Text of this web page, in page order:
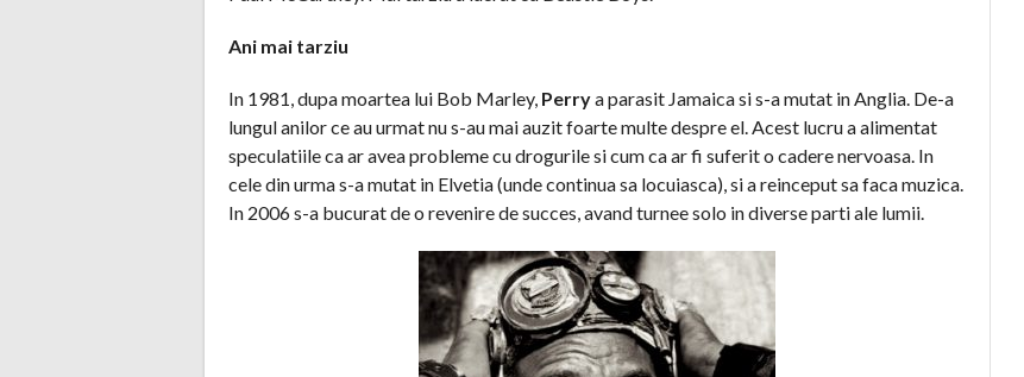
Ani mai tarziu
In 1981, dupa moartea lui Bob Marley, Perrya parasit Jamaica si s-a mutat in Anglia. De-a
lungul anilor ce au urmat nu s-au mai auzit foarte multe despre el. Acest lucru a alimentat
speculatiile ca ar avea probleme cu drogurile si cum ca ar fi suferit o cadere nervoasa. In
cele din urma s-a mutat in Elvetia (unde continua sa locuiasca), si a reinceput sa faca muzica.
In 2006 s-a bucurat de o revenire de succes, avand turnee solo in diverse parti ale lumii.